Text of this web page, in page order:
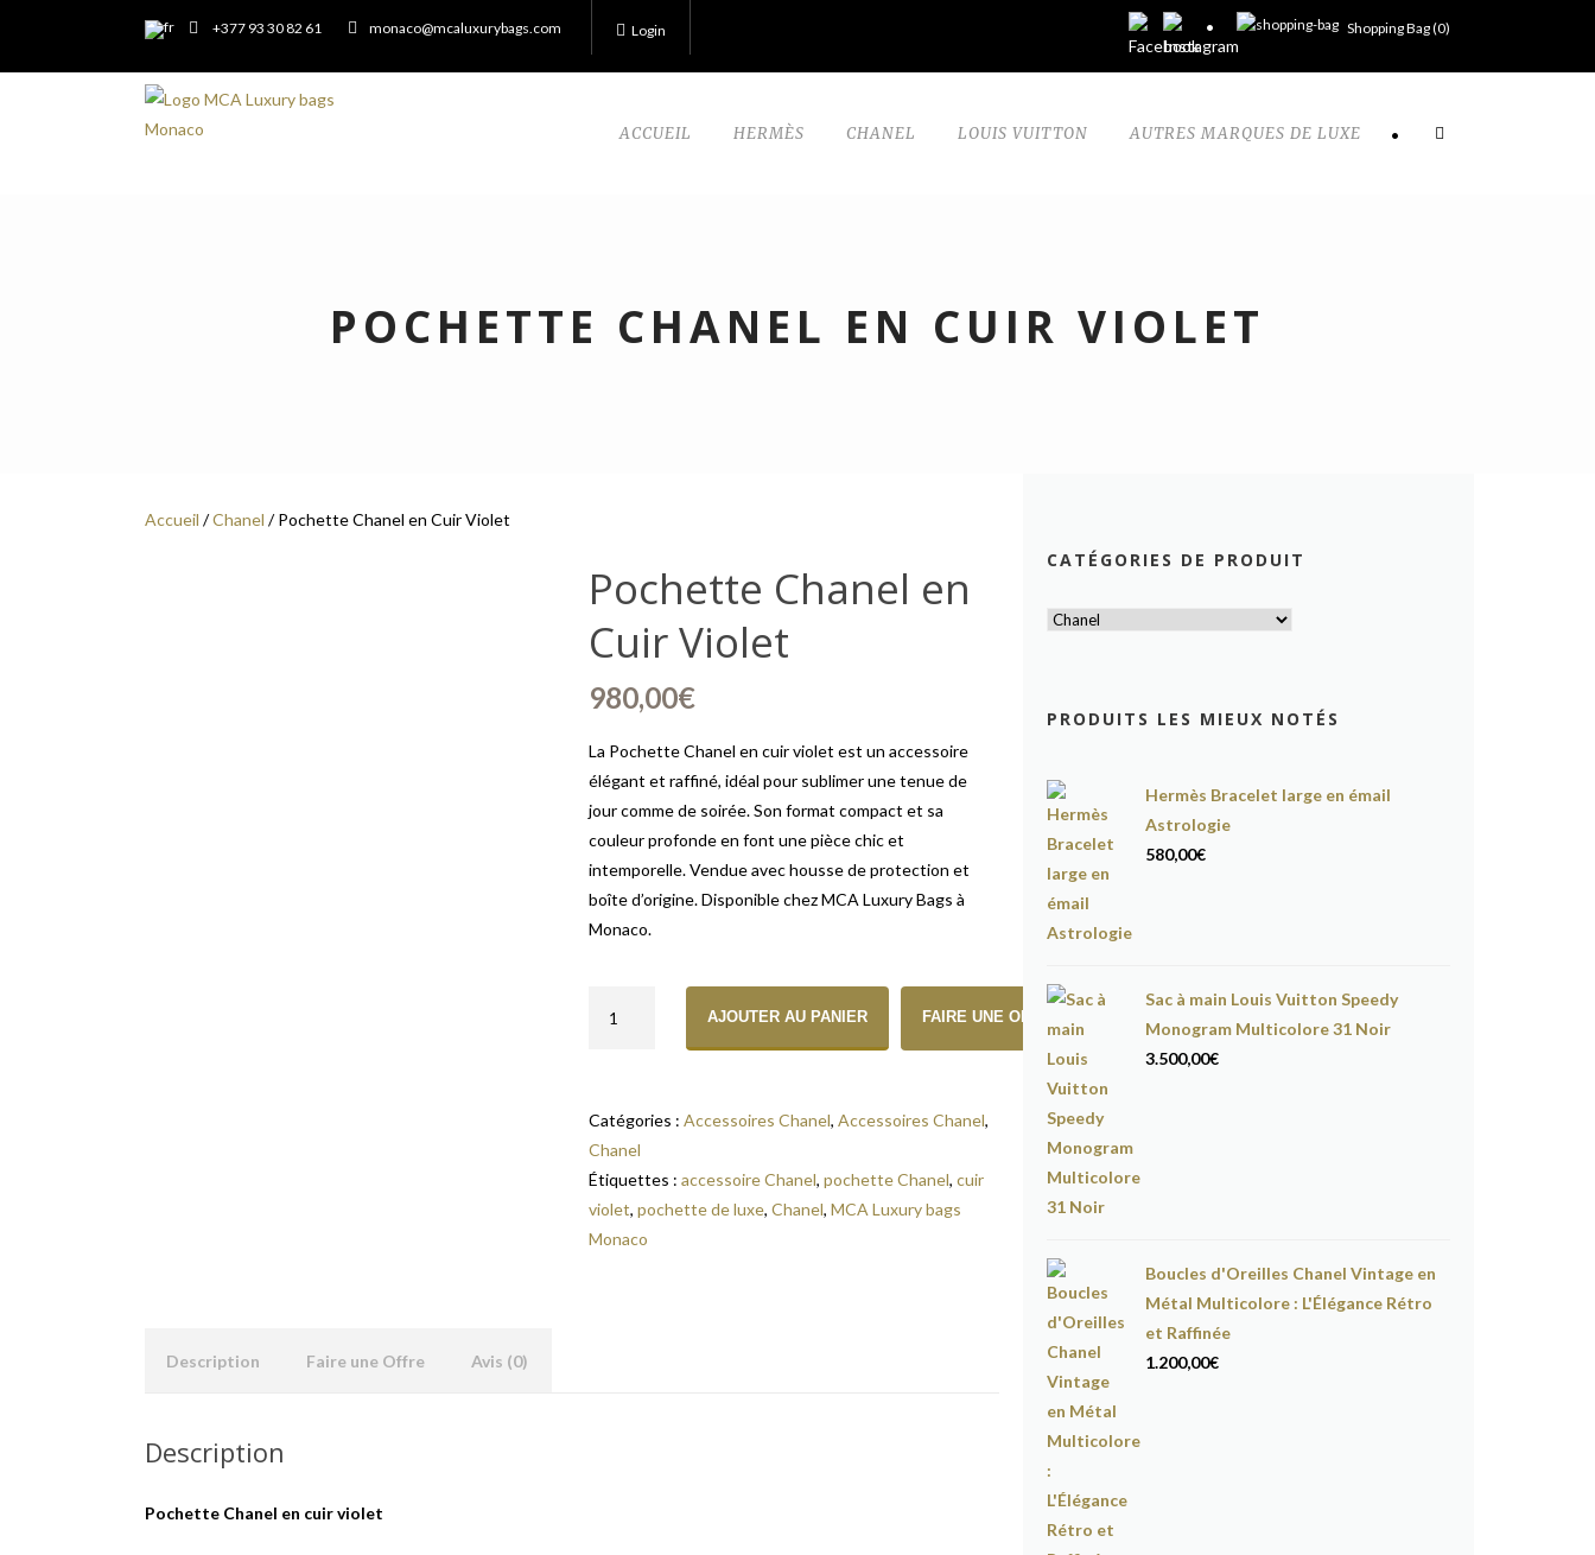
+377 93 30 82 61 monaco@mcaluxurybags.com Login Shopping Bag (0)
ACCUEIL HERMÈS CHANEL LOUIS VUITTON AUTRES MARQUES DE LUXE •
POCHETTE CHANEL EN CUIR VIOLET
Accueil /Chanel / Pochette Chanel en Cuir Violet
Pochette Chanel en
Cuir Violet
980,00€
La Pochette Chanel en cuir violet est un accessoire
élégant et raffiné, idéal pour sublimer une tenue de
jour comme de soirée. Son format compact et sa
couleur profonde en font une pièce chic et
intemporelle. Vendue avec housse de protection et
boîte d’origine. Disponible chez MCA Luxury Bags à
Monaco.
AJOUTER AU PANIER FAIRE UNE OFFRE
Catégories :Accessoires Chanel,Accessoires Chanel,
Chanel
Étiquettes :accessoire Chanel,pochette Chanel,cuir
violet,pochette de luxe,Chanel,MCA Luxury bags
Monaco
Description Faire une Offre Avis (0)
Description
Pochette Chanel en cuir violet
CATÉGORIES DE PRODUIT
PRODUITS LES MIEUX NOTÉS
Hermès Bracelet large en émail
Astrologie
580,00€
Sac à main Louis Vuitton Speedy
Monogram Multicolore 31 Noir
3.500,00€
Boucles d'Oreilles Chanel Vintage en
Métal Multicolore : L'Élégance Rétro
et Raffinée
1.200,00€